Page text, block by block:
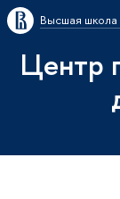
Высшая школа
Центр